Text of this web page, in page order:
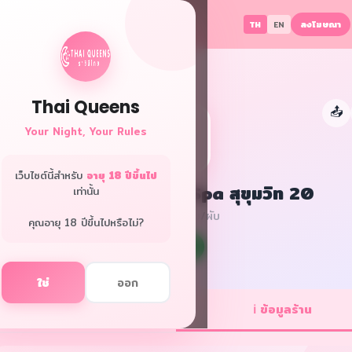
Thai Queens
Your Night, Your Rules
เว็บไซต์นี้สำหรับ อายุ 18 ปีขึ้นไป
เท่านั้น
คุณอายุ 18 ปีขึ้นไปหรือไม่?
ใช่ ออก
TH EN ลงโฆษณา
📤
สุขสบาย Onsen & Spa สุขุมวิท 20
ทุกพื้นที่ · คลับ/ผับ
💼 ตำแหน่งงาน ℹ️ ข้อมูลร้าน